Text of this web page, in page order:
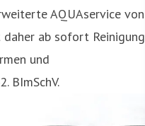
AQUAservice von
ab sofort Reinigung
und
BImSchV.